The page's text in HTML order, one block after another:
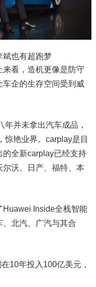
斌也有超跑梦
看，造机更像是防守
企的生存空间受到威
并未拿出汽车成品，
惊艳业界。carplay是目
全新carplay已经支持
沃、日产、福特、本
Huawei Inside全栈智能
北汽、广汽与其合
10年投入100亿美元，